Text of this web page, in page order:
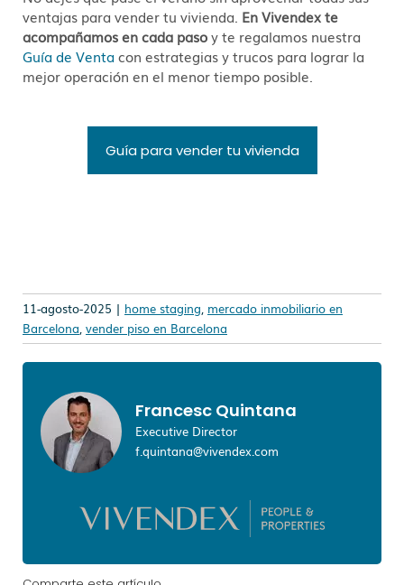
ventajas para vender tu vivienda. En Vivendex te
acompañamos en cada pasoy te regalamos nuestra
Guía de Ventacon estrategias y trucos para lograr la
mejor operación en el menor tiempo posible.
Guía para vender tu vivienda
11-agosto-2025 | home staging, mercado inmobiliario en
Barcelona, vender piso en Barcelona
Francesc Quintana
Executive Director
f.quintana@vivendex.com